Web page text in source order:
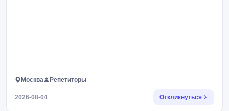
Москва Репетиторы
2026-08-04 Откликнуться